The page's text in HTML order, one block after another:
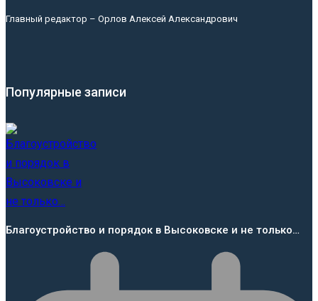
Главный редактор – Орлов Алексей Александрович
Популярные записи
Благоустройство и порядок в Высоковске и не только…